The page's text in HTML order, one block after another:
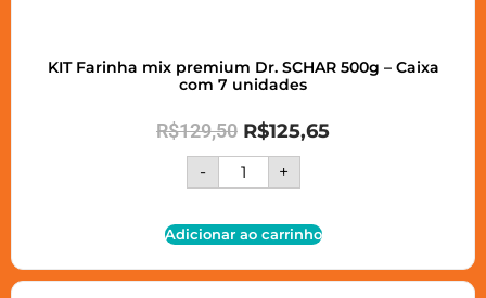
KIT Farinha mix premium Dr. SCHAR 500g – Caixa
com 7 unidades
R$129,50 R$125,65
- +
Adicionar ao carrinho